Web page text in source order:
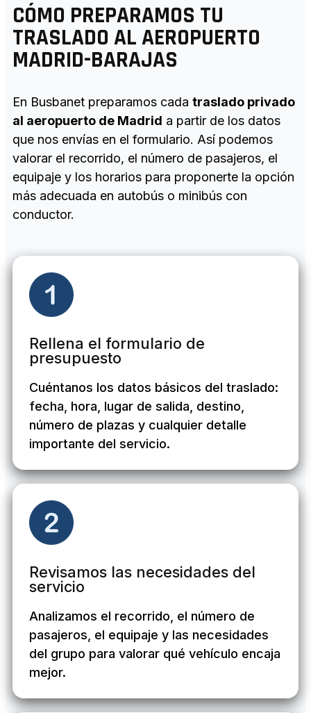
CÓMO PREPARAMOS TU
TRASLADO AL AEROPUERTO
MADRID-BARAJAS
En Busbanet preparamos cada traslado privado
al aeropuerto de Madrid a partir de los datos
que nos envías en el formulario. Así podemos
valorar el recorrido, el número de pasajeros, el
equipaje y los horarios para proponerte la opción
más adecuada en autobús o minibús con
conductor.
Rellena el formulario de
presupuesto
Cuéntanos los datos básicos del traslado:
fecha, hora, lugar de salida, destino,
número de plazas y cualquier detalle
importante del servicio.
Revisamos las necesidades del
servicio
Analizamos el recorrido, el número de
pasajeros, el equipaje y las necesidades
del grupo para valorar qué vehículo encaja
mejor.